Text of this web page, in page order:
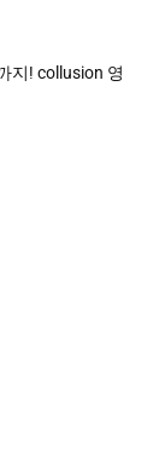
지! collusion 영